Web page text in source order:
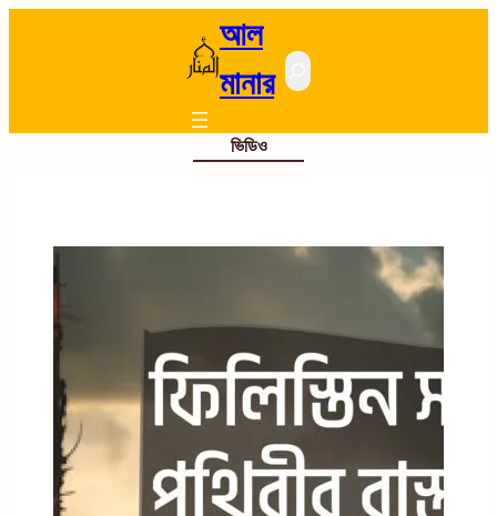
আল
মানার Search
ভিডিও